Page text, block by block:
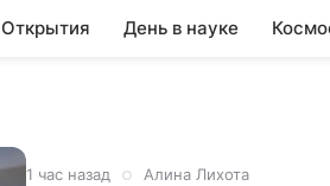
Открытия День в науке
1 час назад Алина Лихота